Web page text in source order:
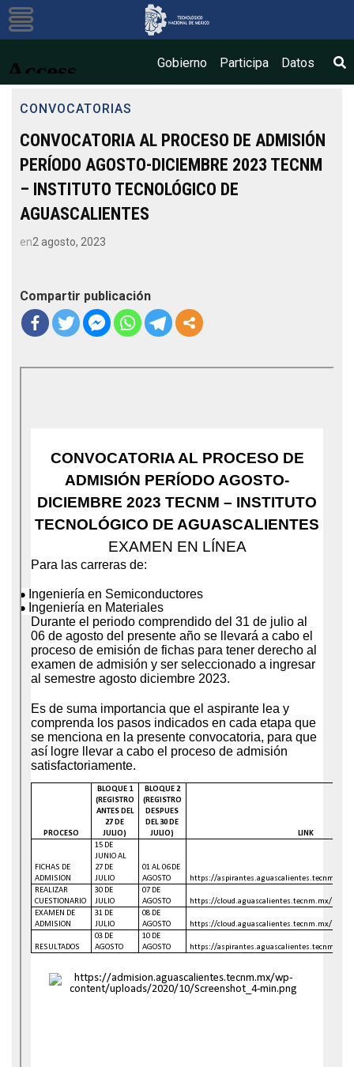
Gobierno Participa Datos
CONVOCATORIAS
CONVOCATORIA AL PROCESO DE ADMISIÓN
PERÍODO AGOSTO-DICIEMBRE 2023 TECNM
– INSTITUTO TECNOLÓGICO DE
AGUASCALIENTES
en2 agosto, 2023
Compartir publicación